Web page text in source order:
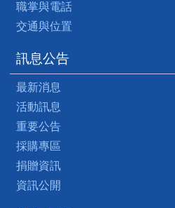
職掌與電話
交通與位置
訊息公告
最新消息
活動訊息
重要公告
採購專區
捐贈資訊
資訊公開